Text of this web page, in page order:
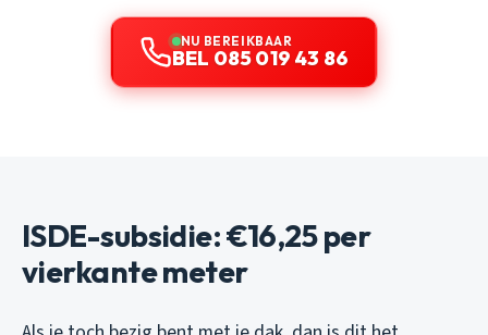
NU BEREIKBAAR
BEL 085 019 43 86
ISDE-subsidie: €16,25 per
vierkante meter